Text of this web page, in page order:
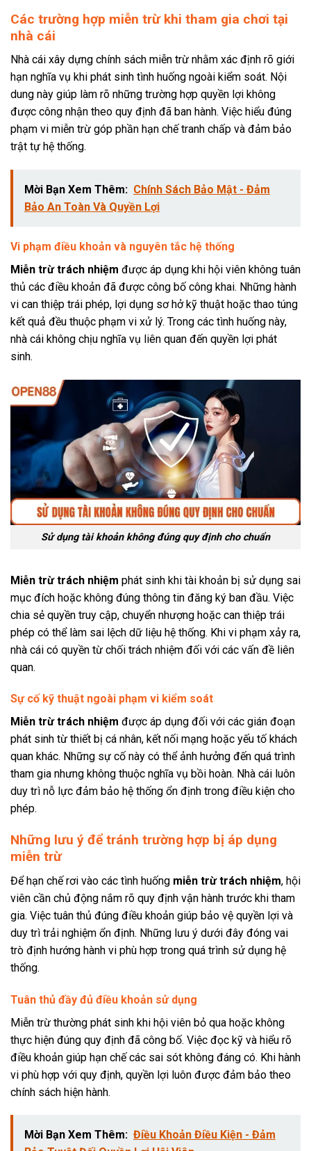
Các trường hợp miễn trừ khi tham gia chơi tại
nhà cái
Nhà cái xây dựng chính sách miễn trừ nhằm xác định rõ giới
hạn nghĩa vụ khi phát sinh tình huống ngoài kiểm soát. Nội
dung này giúp làm rõ những trường hợp quyền lợi không
được công nhận theo quy định đã ban hành. Việc hiểu đúng
phạm vi miễn trừ góp phần hạn chế tranh chấp và đảm bảo
trật tự hệ thống.
Mời Bạn Xem Thêm: Chính Sách Bảo Mật - Đảm
Bảo An Toàn Và Quyền Lợi
Vi phạm điều khoản và nguyên tắc hệ thống
Miễn trừ trách nhiệm được áp dụng khi hội viên không tuân
thủ các điều khoản đã được công bố công khai. Những hành
vi can thiệp trái phép, lợi dụng sơ hở kỹ thuật hoặc thao túng
kết quả đều thuộc phạm vi xử lý. Trong các tình huống này,
nhà cái không chịu nghĩa vụ liên quan đến quyền lợi phát
sinh.
Sử dụng tài khoản không đúng quy định cho chuẩn
Miễn trừ trách nhiệm phát sinh khi tài khoản bị sử dụng sai
mục đích hoặc không đúng thông tin đăng ký ban đầu. Việc
chia sẻ quyền truy cập, chuyển nhượng hoặc can thiệp trái
phép có thể làm sai lệch dữ liệu hệ thống. Khi vi phạm xảy ra,
nhà cái có quyền từ chối trách nhiệm đối với các vấn đề liên
quan.
Sự cố kỹ thuật ngoài phạm vi kiểm soát
Miễn trừ trách nhiệm được áp dụng đối với các gián đoạn
phát sinh từ thiết bị cá nhân, kết nối mạng hoặc yếu tố khách
quan khác. Những sự cố này có thể ảnh hưởng đến quá trình
tham gia nhưng không thuộc nghĩa vụ bồi hoàn. Nhà cái luôn
duy trì nỗ lực đảm bảo hệ thống ổn định trong điều kiện cho
phép.
Những lưu ý để tránh trường hợp bị áp dụng
miễn trừ
Để hạn chế rơi vào các tình huống miễn trừ trách nhiệm, hội
viên cần chủ động nắm rõ quy định vận hành trước khi tham
gia. Việc tuân thủ đúng điều khoản giúp bảo vệ quyền lợi và
duy trì trải nghiệm ổn định. Những lưu ý dưới đây đóng vai
trò định hướng hành vi phù hợp trong quá trình sử dụng hệ
thống.
Tuân thủ đầy đủ điều khoản sử dụng
Miễn trừ thường phát sinh khi hội viên bỏ qua hoặc không
thực hiện đúng quy định đã công bố. Việc đọc kỹ và hiểu rõ
điều khoản giúp hạn chế các sai sót không đáng có. Khi hành
vi phù hợp với quy định, quyền lợi luôn được đảm bảo theo
chính sách hiện hành.
Mời Bạn Xem Thêm: Điều Khoản Điều Kiện - Đảm